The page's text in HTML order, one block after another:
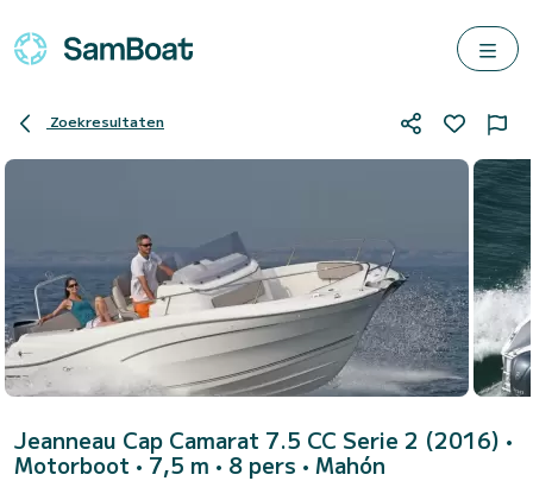
Zoekresultaten
Jeanneau Cap Camarat 7.5 CC Serie 2 (2016) •
Motorboot • 7,5 m • 8 pers • Mahón